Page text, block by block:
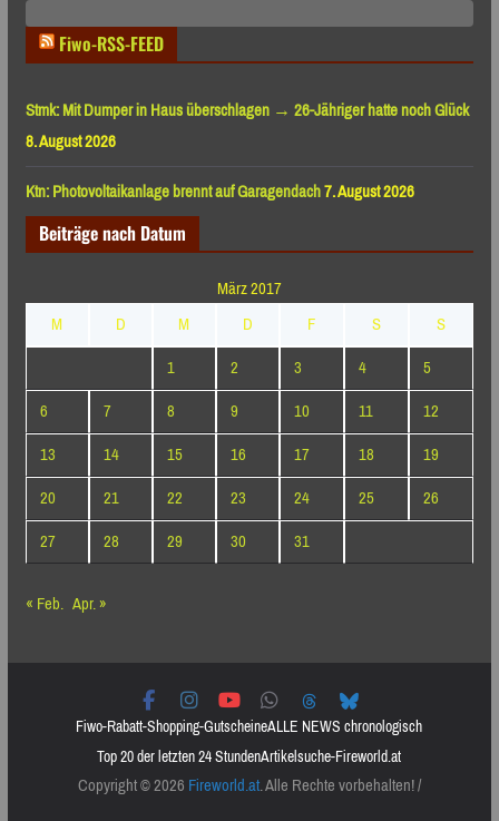
Fiwo-RSS-FEED
Stmk: Mit Dumper in Haus überschlagen → 26-Jähriger hatte noch Glück
8. August 2026
Ktn: Photovoltaikanlage brennt auf Garagendach7. August 2026
Beiträge nach Datum
März 2017
M
D M D F S
S
1
2 3 4
5
6
7 8 9 10 11
12
13
14 15 16 17 18
19
20
21 22 23 24 25
26
27
28 29 30
31
« Feb. Apr. »
Fiwo-Rabatt-Shopping-GutscheineALLE NEWS chronologisch
Top 20 der letzten 24 StundenArtikelsuche-Fireworld.at
Copyright © 2026Fireworld.at. Alle Rechte vorbehalten! /